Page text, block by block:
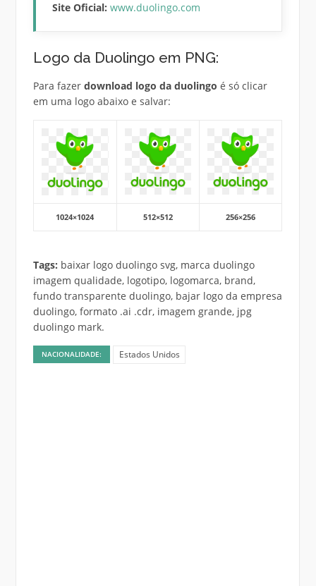
Site Oficial: www.duolingo.com
Logo da Duolingo em PNG:
Para fazer download logo da duolingo é só clicar
em uma logo abaixo e salvar:
1024×1024 512×512 256×256
Tags: baixar logo duolingo svg, marca duolingo
imagem qualidade, logotipo, logomarca, brand,
fundo transparente duolingo, bajar logo da empresa
duolingo, formato .ai .cdr, imagem grande, jpg
duolingo mark.
NACIONALIDADE: Estados Unidos